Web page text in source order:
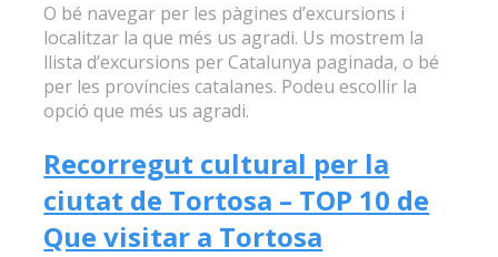
O bé navegar per les pàgines d’excursions i
localitzar la que més us agradi. Us mostrem la
llista d’excursions per Catalunya paginada, o bé
per les províncies catalanes. Podeu escollir la
opció que més us agradi.
Recorregut cultural per la
ciutat de Tortosa – TOP 10 de
Que visitar a Tortosa